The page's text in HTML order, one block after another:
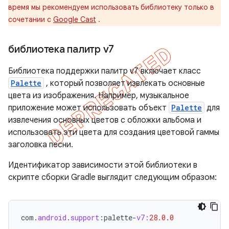
время мы рекомендуем использовать библиотеку только в
сочетании с Google Cast .
библиотека палитр v7
Библиотека поддержки палитр v7 включает класс
Palette , который позволяет извлекать основные
цвета из изображения. Например, музыкальное
приложение может использовать объект Palette для
извлечения основных цветов с обложки альбома и
использовать эти цвета для создания цветовой гаммы
заголовка песни.
Идентификатор зависимости этой библиотеки в
скрипте сборки Gradle выглядит следующим образом:
com .android . support :palette-v7: 28.0 .0